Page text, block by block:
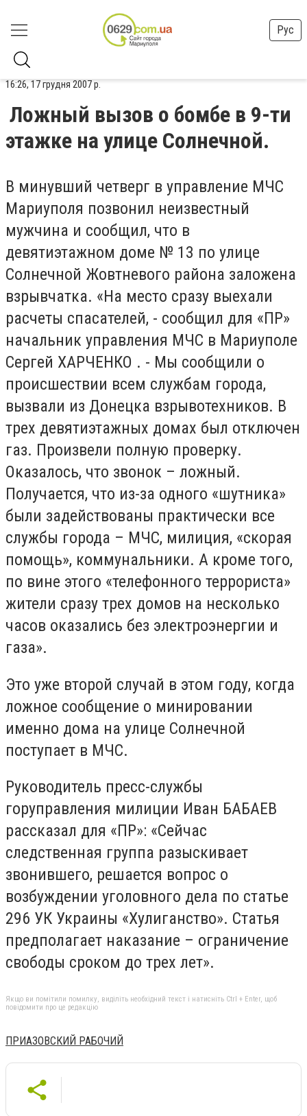
Рус
16:26, 17 грудня 2007 р.
Ложный вызов о бомбе в 9-ти
этажке на улице Солнечной.
В минувший четверг в управление МЧС
Мариуполя позвонил неизвестный
мужчина и сообщил, что в
девятиэтажном доме № 13 по улице
Солнечной Жовтневого района заложена
взрывчатка. «На место сразу выехали
расчеты спасателей, - сообщил для «ПР»
начальник управления МЧС в Мариуполе
Сергей ХАРЧЕНКО . - Мы сообщили о
происшествии всем службам города,
вызвали из Донецка взрывотехников. В
трех девятиэтажных домах был отключен
газ. Произвели полную проверку.
Оказалось, что звонок – ложный.
Получается, что из-за одного «шутника»
были задействованы практически все
службы города – МЧС, милиция, «скорая
помощь», коммунальники. А кроме того,
по вине этого «телефонного террориста»
жители сразу трех домов на несколько
часов оказались без электроэнергии и
газа».
Это уже второй случай в этом году, когда
ложное сообщение о минировании
именно дома на улице Солнечной
поступает в МЧС.
Руководитель пресс-службы
горуправления милиции Иван БАБАЕВ
рассказал для «ПР»: «Сейчас
следственная группа разыскивает
звонившего, решается вопрос о
возбуждении уголовного дела по статье
296 УК Украины «Хулиганство». Статья
предполагает наказание – ограничение
свободы сроком до трех лет».
Якщо ви помітили помилку, виділіть необхідний текст і натисніть Ctrl + Enter, щоб
повідомити про це редакцію
ПРИАЗОВСКИЙ РАБОЧИЙ